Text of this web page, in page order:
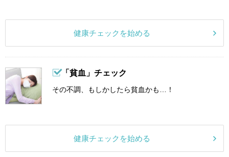
健康チェックを始める
「貧血」チェック
その不調、もしかしたら貧血かも…！
健康チェックを始める